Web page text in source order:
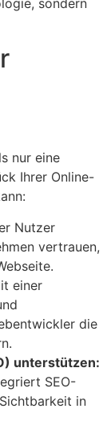
sondern
nur eine
Ihrer Online-
Nutzer
vertrauen,
einer
die
unterstützen:
SEO-
in